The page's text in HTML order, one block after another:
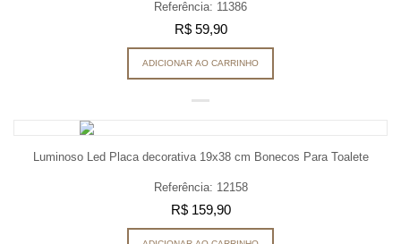
Referência: 11386
R$ 59,90
ADICIONAR AO CARRINHO
Luminoso Led Placa decorativa 19x38 cm Bonecos Para Toalete
Referência: 12158
R$ 159,90